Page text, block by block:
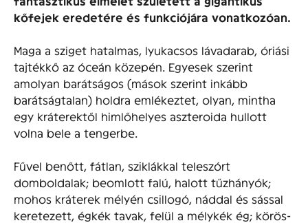
kőfejek eredetére és funkciójára vonatkozóan.
Maga a sziget hatalmas, lyukacsos lávadarab, óriási
tajtékkő az óceán közepén. Egyesek szerint
amolyan barátságos (mások szerint inkább
barátságtalan) holdra emlékeztet, olyan, mintha
egy kráterektől himlőhelyes aszteroida hullott
volna bele a tengerbe.
Fűvel benőtt, fátlan, sziklákkal teleszórt
domboldalak; beomlott falú, halott tűzhányók;
mohos kráterek mélyén csillogó, náddal és sással
keretezett, égkék tavak, felül a mélykék ég; körös-